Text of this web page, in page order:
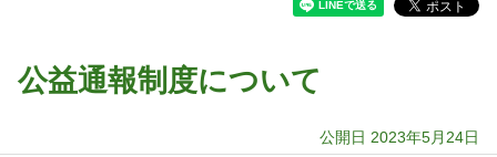
公益通報制度について
公開日 2023年5月24日